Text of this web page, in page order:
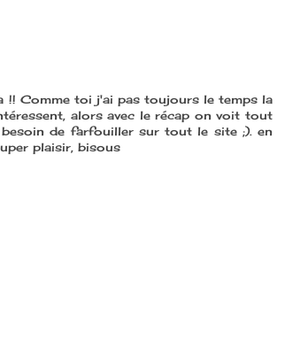
!! Comme toi j'ai pas toujours le temps la
alors avec le récap on voit tout
de farfouiller sur tout le site ;). en
plaisir, bisous